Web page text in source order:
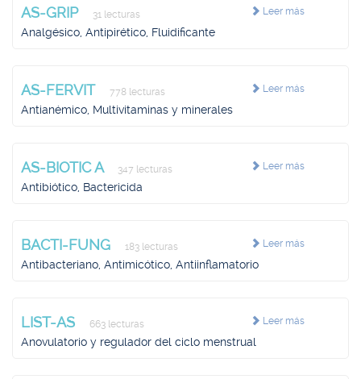
Leer más
AS-GRIP 31 lecturas
Analgésico, Antipirético, Fluidificante
Leer más
AS-FERVIT 778 lecturas
Antianémico, Multivitaminas y minerales
Leer más
AS-BIOTIC A 347 lecturas
Antibiótico, Bactericida
Leer más
BACTI-FUNG 183 lecturas
Antibacteriano, Antimicótico, Antiinflamatorio
Leer más
LIST-AS 663 lecturas
Anovulatorio y regulador del ciclo menstrual